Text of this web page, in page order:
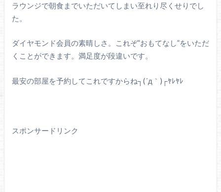
ラウンジで朝食までいただいてしまい至れり尽くせりでし
た。
ダイヤモンド会員の素晴しさ。これぞ”おもてなし”をいただ
くことができます。満足度が段違いです。
最安の部屋を予約してこれですからね┐(´д｀)┌ﾔﾚﾔﾚ
スポンサードリンク